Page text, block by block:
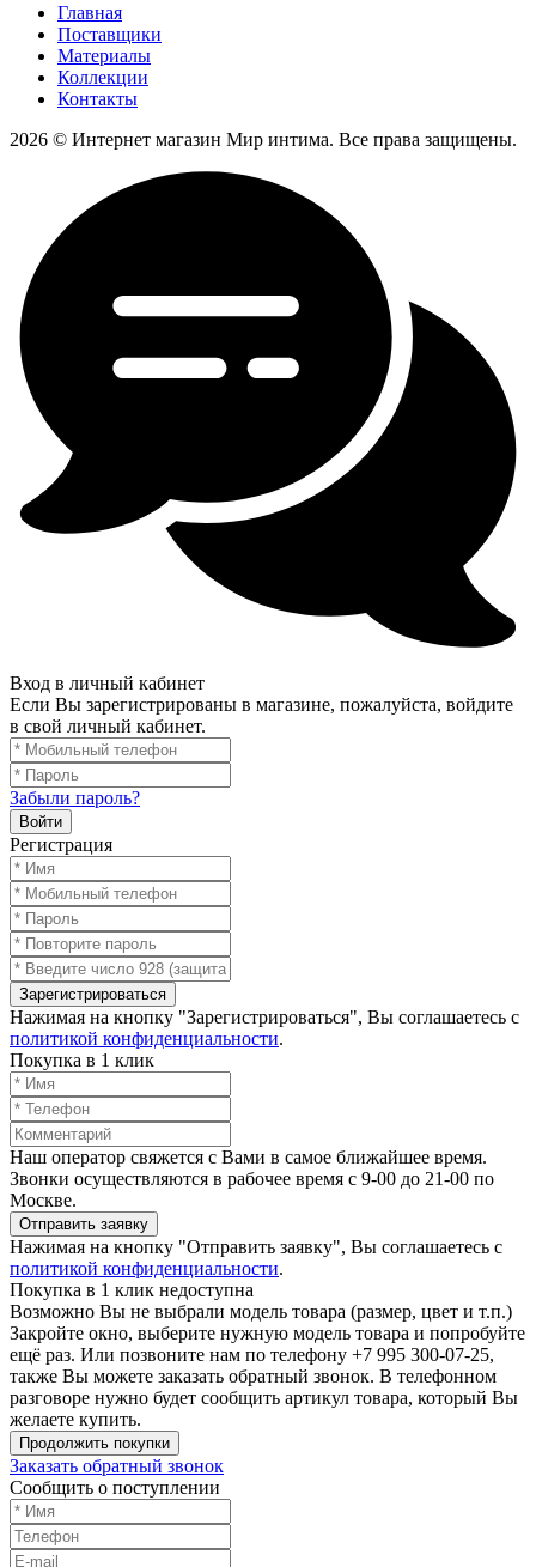
Главная
Поставщики
Материалы
Коллекции
Контакты
2026 © Интернет магазин Мир интима. Все права защищены.
Вход в личный кабинет
Если Вы зарегистрированы в магазине, пожалуйста, войдите
в свой личный кабинет.
Забыли пароль?
Войти
Регистрация
Зарегистрироваться
Нажимая на кнопку "Зарегистрироваться", Вы соглашаетесь с
политикой конфиденциальности.
Покупка в 1 клик
Наш оператор свяжется с Вами в самое ближайшее время.
Звонки осуществляются в рабочее время с 9-00 до 21-00 по
Москве.
Отправить заявку
Нажимая на кнопку "Отправить заявку", Вы соглашаетесь с
политикой конфиденциальности.
Покупка в 1 клик недоступна
Возможно Вы не выбрали модель товара (размер, цвет и т.п.)
Закройте окно, выберите нужную модель товара и попробуйте
ещё раз. Или позвоните нам по телефону +7 995 300-07-25,
также Вы можете заказать обратный звонок. В телефонном
разговоре нужно будет сообщить артикул товара, который Вы
желаете купить.
Продолжить покупки
Заказать обратный звонок
Сообщить о поступлении